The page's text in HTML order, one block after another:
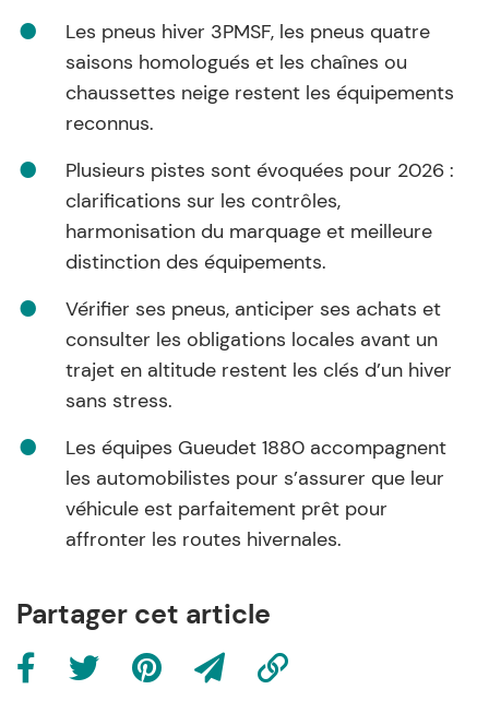
Les pneus hiver 3PMSF, les pneus quatre
saisons homologués et les chaînes ou
chaussettes neige restent les équipements
reconnus.
Plusieurs pistes sont évoquées pour 2026 :
clarifications sur les contrôles,
harmonisation du marquage et meilleure
distinction des équipements.
Vérifier ses pneus, anticiper ses achats et
consulter les obligations locales avant un
trajet en altitude restent les clés d’un hiver
sans stress.
Les équipes Gueudet 1880 accompagnent
les automobilistes pour s’assurer que leur
véhicule est parfaitement prêt pour
affronter les routes hivernales.
Partager cet article